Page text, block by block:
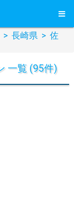
> 長崎県 > 佐
一覧 (95件)